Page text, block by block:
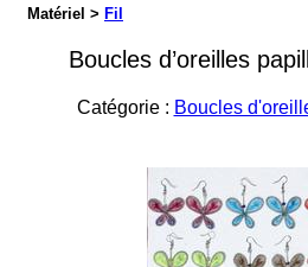
Matériel > Fil
Boucles d’oreilles
Catégorie : Boucles